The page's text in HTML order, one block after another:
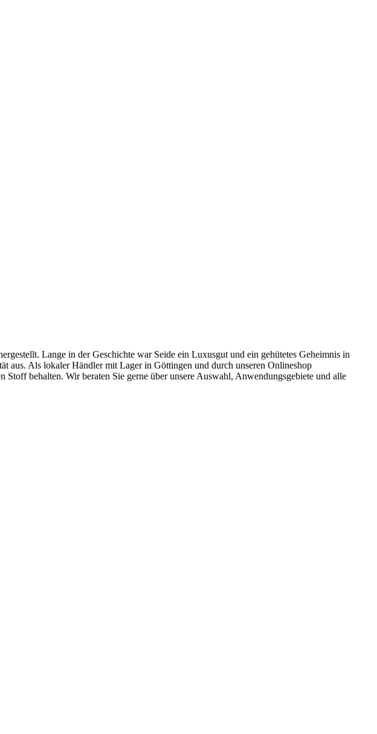
Lange in der Geschichte war Seide ein Luxusgut und ein gehütetes Geheimnis in
aus. Als lokaler Händler mit Lager in Göttingen und durch unseren Onlineshop
behalten. Wir beraten Sie gerne über unsere Auswahl, Anwendungsgebiete und alle